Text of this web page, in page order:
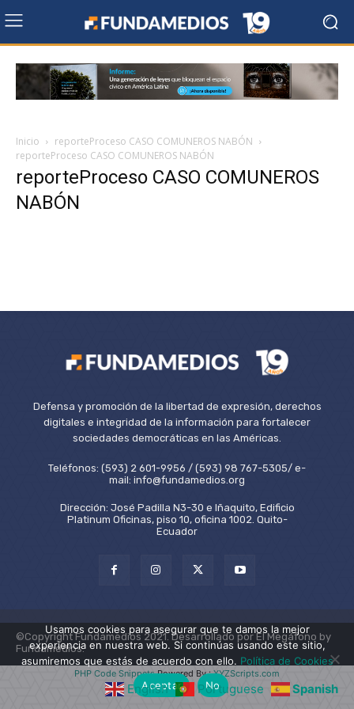
Inicio
reporteProceso CASO COMUNEROS NABÓN
reporteProceso CASO COMUNEROS NABÓN
reporteProceso CASO COMUNEROS
NABÓN
Defensa y promoción de la libertad de expresión, derechos
digitales e integridad de la información para fortalecer
sociedades democráticas en las Américas.
Teléfonos: (593) 2 601-9956 / (593) 98 767-5305/ e-
mail: info@fundamedios.org
Dirección: José Padilla N3-30 e Iñaquito, Edificio
Platinum Oficinas, piso 10, oficina 1002. Quito-
Ecuador
©Copyright Fundamedios 2021. Desarrollado por El Megáfono by
Fundamedios.
English Portuguese Spanish
PHP Code SnippetsPowered By :XYZScripts.com
Usamos cookies para asegurar que te damos la mejor
experiencia en nuestra web. Si continúas usando este sitio,
asumiremos que estás de acuerdo con ello. Política de Cookies
Aceptar
No